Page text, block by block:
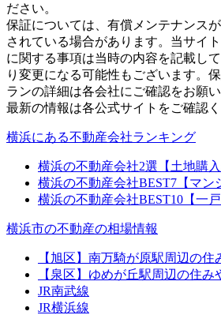
ださい。
保証については、有償メンテナンス
されている場合があります。当サイ
に関する事項は当時の内容を記載し
り変更になる可能性もございます。
ランの詳細は各会社にご確認をお願い
最新の情報は各公式サイトをご確認く
横浜にある不動産会社ランキング
横浜の不動産会社2選【土地購入
横浜の不動産会社BEST7【マン
横浜の不動産会社BEST10【一戸
横浜市の不動産の相場情報
【旭区】南万騎が原駅周辺の住
【泉区】ゆめが丘駅周辺の住み
JR南武線
JR横浜線